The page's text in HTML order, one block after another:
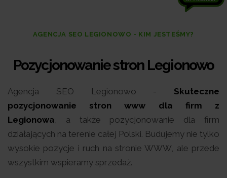
AGENCJA SEO LEGIONOWO - KIM JESTEŚMY?
Pozycjonowanie stron Legionowo
Agencja SEO Legionowo - Skuteczne
pozycjonowanie stron www dla firm z
Legionowa, a także pozycjonowanie dla firm
działających na terenie całej Polski. Budujemy nie tylko
wysokie pozycje i ruch na stronie WWW, ale przede
wszystkim wspieramy sprzedaż.